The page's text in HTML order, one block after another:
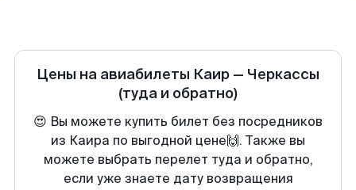
Цены на авиабилеты Каир — Черкассы
(туда и обратно)
😍 Вы можете купить билет без посредников
из Каира по выгодной цене🙌. Также вы
можете выбрать перелет туда и обратно,
если уже знаете дату возвращения